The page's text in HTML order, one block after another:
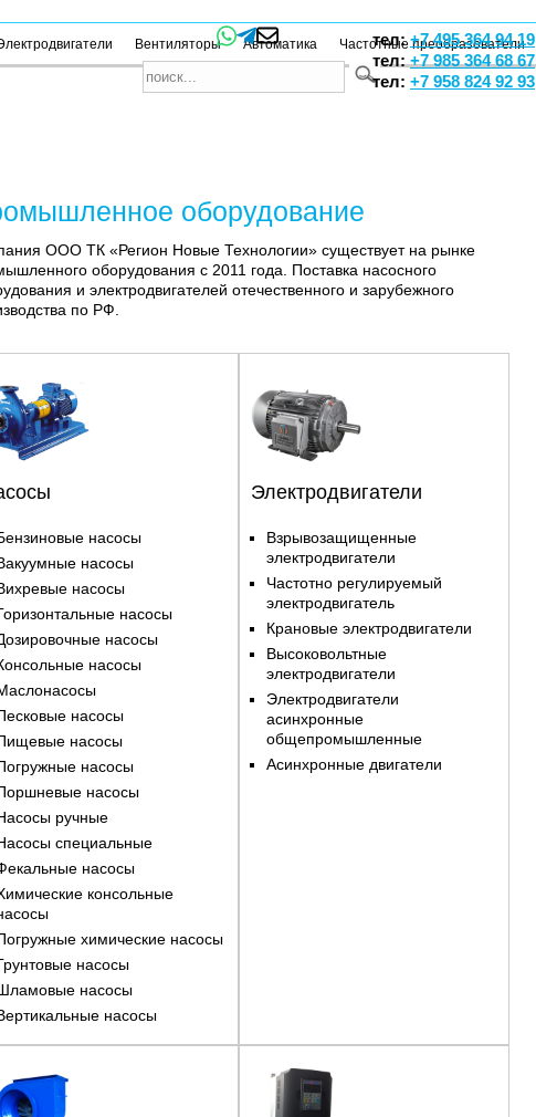
тел:+7 495 364 94 19
тел:+7 985 364 68 67
тел: +7 958 824 92 93
Вентиляторы Автоматика Частотные преобразователи
оборудование
ООО ТК «Регион Новые Технологии» существует на рынке
оборудования с 2011 года. Поставка насосного
и электродвигателей отечественного и зарубежного
по РФ.
насосы
насосы
насосы
насосы
насосы
насосы
насосы
насосы
насосы
насосы
ручные
специальные
насосы
консольные
химические насосы
насосы
насосы
насосы
Электродвигатели
Взрывозащищенные
электродвигатели
Частотно регулируемый
электродвигатель
Крановые электродвигатели
Высоковольтные
электродвигатели
Электродвигатели
асинхронные
общепромышленные
Асинхронные двигатели